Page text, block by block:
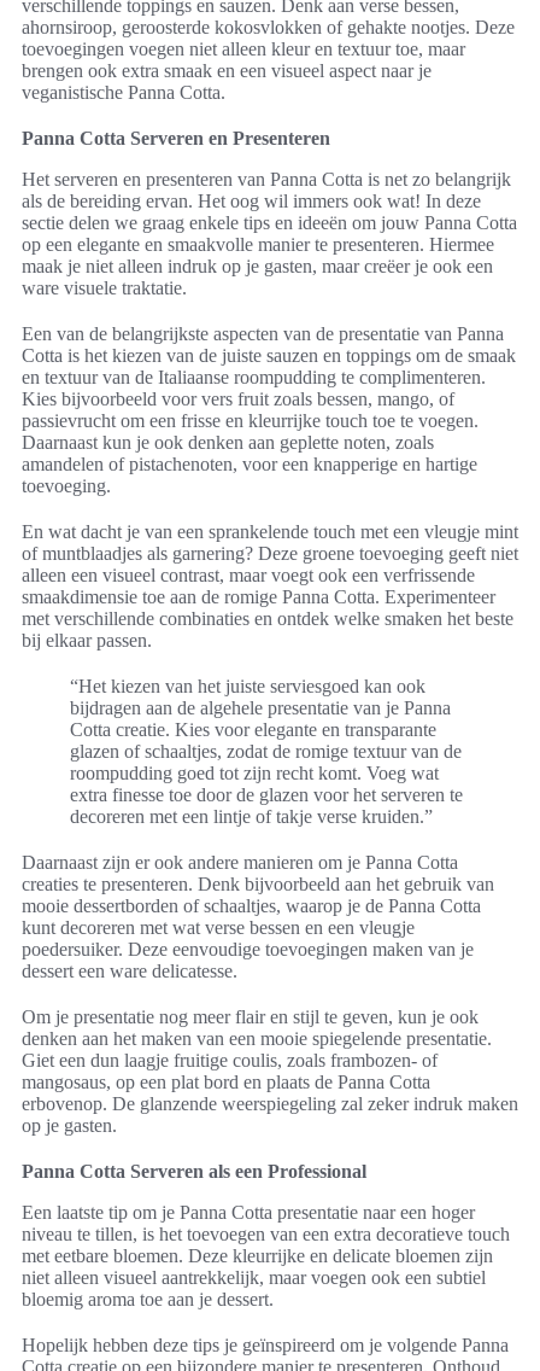
verschillende toppings en sauzen. Denk aan verse bessen,
ahornsiroop, geroosterde kokosvlokken of gehakte nootjes. Deze
toevoegingen voegen niet alleen kleur en textuur toe, maar
brengen ook extra smaak en een visueel aspect naar je
veganistische Panna Cotta.
Panna Cotta Serveren en Presenteren
Het serveren en presenteren van Panna Cotta is net zo belangrijk
als de bereiding ervan. Het oog wil immers ook wat! In deze
sectie delen we graag enkele tips en ideeën om jouw Panna Cotta
op een elegante en smaakvolle manier te presenteren. Hiermee
maak je niet alleen indruk op je gasten, maar creëer je ook een
ware visuele traktatie.
Een van de belangrijkste aspecten van de presentatie van Panna
Cotta is het kiezen van de juiste sauzen en toppings om de smaak
en textuur van de Italiaanse roompudding te complimenteren.
Kies bijvoorbeeld voor vers fruit zoals bessen, mango, of
passievrucht om een frisse en kleurrijke touch toe te voegen.
Daarnaast kun je ook denken aan geplette noten, zoals
amandelen of pistachenoten, voor een knapperige en hartige
toevoeging.
En wat dacht je van een sprankelende touch met een vleugje mint
of muntblaadjes als garnering? Deze groene toevoeging geeft niet
alleen een visueel contrast, maar voegt ook een verfrissende
smaakdimensie toe aan de romige Panna Cotta. Experimenteer
met verschillende combinaties en ontdek welke smaken het beste
bij elkaar passen.
“Het kiezen van het juiste serviesgoed kan ook
bijdragen aan de algehele presentatie van je Panna
Cotta creatie. Kies voor elegante en transparante
glazen of schaaltjes, zodat de romige textuur van de
roompudding goed tot zijn recht komt. Voeg wat
extra finesse toe door de glazen voor het serveren te
decoreren met een lintje of takje verse kruiden.”
Daarnaast zijn er ook andere manieren om je Panna Cotta
creaties te presenteren. Denk bijvoorbeeld aan het gebruik van
mooie dessertborden of schaaltjes, waarop je de Panna Cotta
kunt decoreren met wat verse bessen en een vleugje
poedersuiker. Deze eenvoudige toevoegingen maken van je
dessert een ware delicatesse.
Om je presentatie nog meer flair en stijl te geven, kun je ook
denken aan het maken van een mooie spiegelende presentatie.
Giet een dun laagje fruitige coulis, zoals frambozen- of
mangosaus, op een plat bord en plaats de Panna Cotta
erbovenop. De glanzende weerspiegeling zal zeker indruk maken
op je gasten.
Panna Cotta Serveren als een Professional
Een laatste tip om je Panna Cotta presentatie naar een hoger
niveau te tillen, is het toevoegen van een extra decoratieve touch
met eetbare bloemen. Deze kleurrijke en delicate bloemen zijn
niet alleen visueel aantrekkelijk, maar voegen ook een subtiel
bloemig aroma toe aan je dessert.
Hopelijk hebben deze tips je geïnspireerd om je volgende Panna
Cotta creatie op een bijzondere manier te presenteren. Onthoud